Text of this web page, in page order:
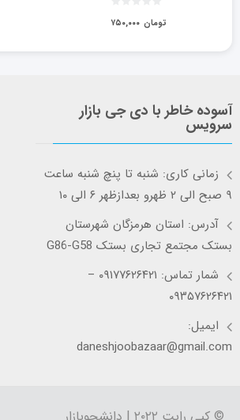
۷۵۰,۰۰۰ تومان
آسوده خاطر با دی جی بازار
سرویس
زمانی کاری: شنبه تا پنچ شنبه ساعت
۹ صبح الی ۲ ظهرو بعدازظهر ۶ الی ۱۰
آدرس: استان هرمزگان شهرستان
بستک مجتمع تجاری بستک G86-G58
شمار تماس: ۰۹۱۷۷۶۲۶۴۲۱ –
۰۹۳۵۷۶۲۶۴۲۱
ایمیل:
daneshjoobazaar@gmail.com
© کپی رایت ۲۰۲۲ | دانشجوبازار